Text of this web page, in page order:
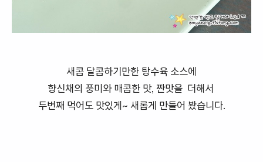
새콤 달콤하기만한 탕수육 소스에
향신채의 풍미와 매콤한 맛, 짠맛을 더해서
두번째 먹어도 맛있게~ 새롭게 만들어 봤습니다.